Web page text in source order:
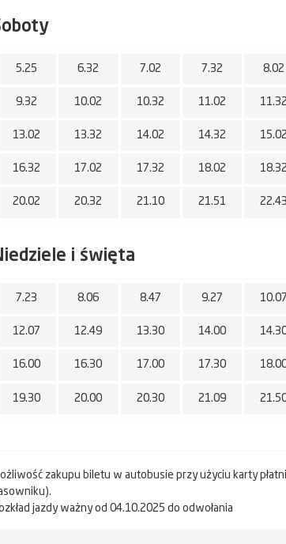
5.25 6.32 7.02 7.32 8.02
9.32 10.02 10.32 11.02 11.32
13.02 13.32 14.02 14.32 15.02
16.32 17.02 17.32 18.02 18.32
20.02 20.32 21.10 21.51 22.43
i święta
7.23 8.06 8.47 9.27 10.07
12.07 12.49 13.30 14.00
16.00 16.30 17.00 17.30
19.30 20.00 20.30 21.09
zakupu biletu w autobusie przy użyciu karty
jazdy ważny od 04.10.2025 do odwołania